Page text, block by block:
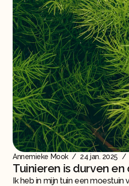
Annemieke Mook / 24 jan. 2025 /
Tuinieren is durven en
Ik heb in mijn tuin een moestuin